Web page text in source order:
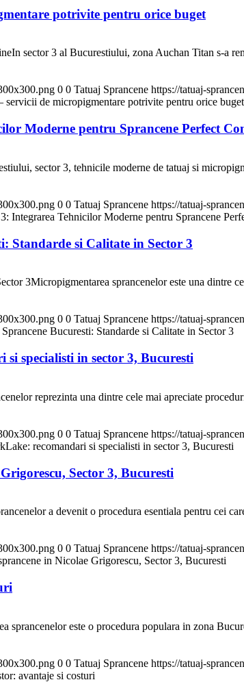
potrivite pentru orice buget
sector 3 al Bucurestiului, zona Auchan Titan s-a
0 0 Tatuaj Sprancene https://tatuaj-
servicii de micropigmentare potrivite pentru orice buget
Moderne pentru Sprancene Perfect
sector 3, tehnicile moderne de tatuaj si
0 0 Tatuaj Sprancene https://tatuaj-
Integrarea Tehnicilor Moderne pentru Sprancene
Standarde si Calitate in Sector 3
3Micropigmentarea sprancenelor este una dintre
0 0 Tatuaj Sprancene https://tatuaj-
Bucuresti: Standarde si Calitate in Sector 3
specialisti in sector 3, Bucuresti
reprezinta una dintre cele mai apreciate
0 0 Tatuaj Sprancene https://tatuaj-
recomandari si specialisti in sector 3, Bucuresti
Sector 3, Bucuresti
a devenit o procedura esentiala pentru cei
0 0 Tatuaj Sprancene https://tatuaj-
in Nicolae Grigorescu, Sector 3, Bucuresti
este o procedura populara in zona
0 0 Tatuaj Sprancene https://tatuaj-
avantaje si costuri